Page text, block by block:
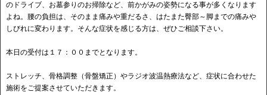
のドライブ、お墓参りのお掃除など、前かがみの姿勢になる事が多くなります
よね。腰の負担は、そのまま痛みや重だるさ、はたまた臀部～脚までの痛みや
しびれに変わります。そんな症状を感じる方は、ぜひご相談下さい。
本日の受付は１７：００までとなります。
ストレッチ、骨格調整（骨盤矯正）やラジオ波温熱療法など、症状に合わせた
施術をご提案させていただきます。